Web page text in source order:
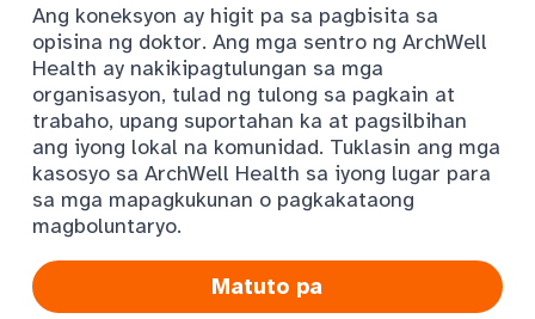
Ang koneksyon ay higit pa sa pagbisita sa
opisina ng doktor. Ang mga sentro ng ArchWell
Health ay nakikipagtulungan sa mga
organisasyon, tulad ng tulong sa pagkain at
trabaho, upang suportahan ka at pagsilbihan
ang iyong lokal na komunidad. Tuklasin ang mga
kasosyo sa ArchWell Health sa iyong lugar para
sa mga mapagkukunan o pagkakataong
magboluntaryo.
Matuto pa